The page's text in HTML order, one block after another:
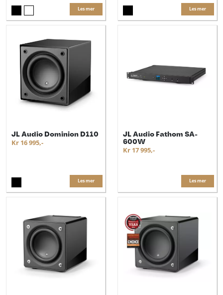
Les mer Les mer
JL Audio Dominion D110
Kr 16 995,-
Les mer
JL Audio Fathom SA-
600W
Kr 17 995,-
Les mer